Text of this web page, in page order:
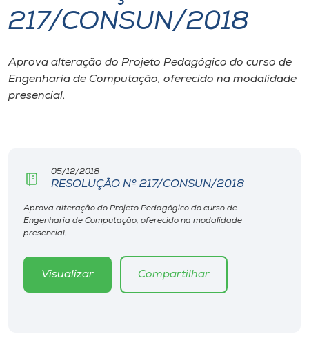
I.nova
Diplomados
Editora
Rádio
217/CONSUN/2018
Aprova alteração do Projeto Pedagógico do curso de
Engenharia de Computação, oferecido na modalidade
presencial.
05/12/2018
RESOLUÇÃO Nº 217/CONSUN/2018
Aprova alteração do Projeto Pedagógico do curso de
Engenharia de Computação, oferecido na modalidade
presencial.
Visualizar Compartilhar